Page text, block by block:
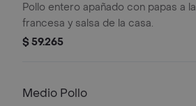
Pollo entero apañado con papas a la
francesa y salsa de la casa.
$ 59.265
Medio Pollo